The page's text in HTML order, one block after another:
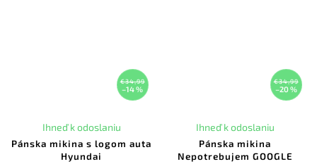
€34,99
–14 %
Pánska mikina s logom auta
Hyundai
Ihneď k odoslaniu
€34,99
–20 %
Pánska mikina
Nepotrebujem GOOGLE
Ihneď k odoslaniu